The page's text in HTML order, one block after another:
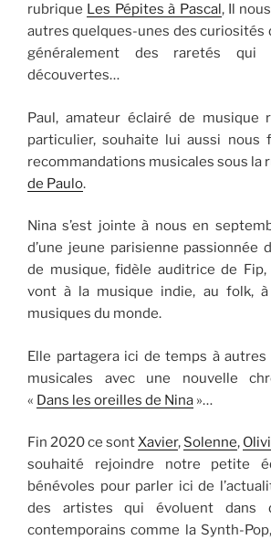
rubrique Les Pépites à Pascal, Il
autres quelques-unes des curiosités
généralement des raretés qui
découvertes…
Paul, amateur éclairé de musique
particulier, souhaite lui aussi nous
recommandations musicales sous la
de Paulo.
Nina s’est jointe à nous en
d’une jeune parisienne passionnée
de musique, fidèle auditrice de
vont à la musique indie, au folk, à
musiques du monde.
Elle partagera ici de temps à
musicales avec une nouvelle
« Dans les oreilles de Nina »…
Fin 2020 ce sontXavier, Solenne,
souhaité rejoindre notre petite
bénévoles pour parler ici de
des artistes qui évoluent dans
contemporains comme la Synth-